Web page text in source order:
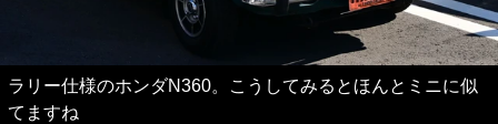
ラリー仕様のホンダN360。こうしてみるとほんとミニに似
てますね